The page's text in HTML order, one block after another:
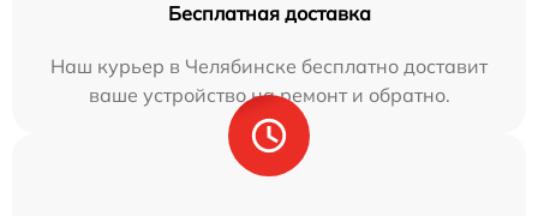
Бесплатная доставка
Наш курьер в Челябинске бесплатно доставит
ваше устройство на ремонт и обратно.